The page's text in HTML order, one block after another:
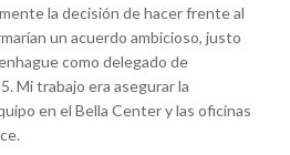
la decisión de hacer frente al
un acuerdo ambicioso, justo
como delegado de
Mi trabajo era asegurar la
en el Bella Center y las oficinas